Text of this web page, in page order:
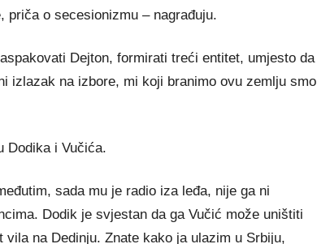
priča o secesionizmu – nagrađuju.
Dejton, formirati treći entitet, umjesto da
izlazak na izbore, mi koji branimo ovu zemlju smo
Dodika i Vučića.
sada mu je radio iza leđa, nije ga ni
Dodik je svjestan da ga Vučić može uništiti
na Dedinju. Znate kako ja ulazim u Srbiju,